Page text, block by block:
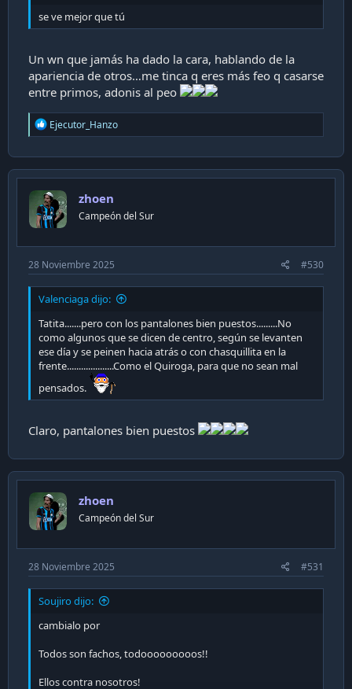
se ve mejor que tú
Un wn que jamás ha dado la cara, hablando de la
apariencia de otros…me tinca q eres más feo q casarse
entre primos, adonis al peo
R
e
c
t
o
n
s
Ejecutor_Hanzo
zhoen
Campeón del Sur
28 Noviembre 2025 #530
Valenciaga dijo:
Tatita.......pero con los pantalones bien puestos.........No
como algunos que se dicen de centro, según se levanten
ese día y se peinen hacia atrás o con chasquillita en la
frente....................Como el Quiroga, para que no sean mal
pensados.
Claro, pantalones bien puestos
zhoen
Campeón del Sur
28 Noviembre 2025 #531
Soujiro dijo:
cambialo por
Todos son fachos, todooooooooos!!
Ellos contra nosotros!